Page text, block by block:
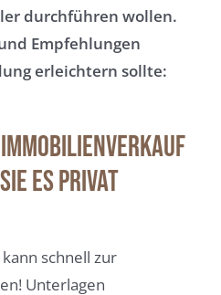
durchführen wollen.
Empfehlungen
erleichtern sollte:
Immobilienverkauf
es privat
schnell zur
Unterlagen